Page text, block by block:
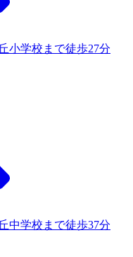
小学校まで徒歩27分
中学校まで徒歩37分